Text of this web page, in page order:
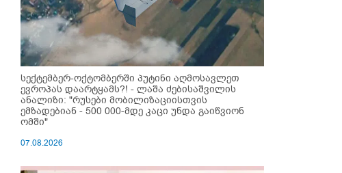
სექტემბერ-ოქტომბერში პუტინი აღმოსავლეთ
ევროპას დაარტყამს?! - ლაშა ძებისაშვილის
ანალიზი: "რუსები მობი­ლიზაციისთვის
ემზადებიან - 500 000-მდე კაცი უნდა გაიწვიონ
ომში"
07.08.2026